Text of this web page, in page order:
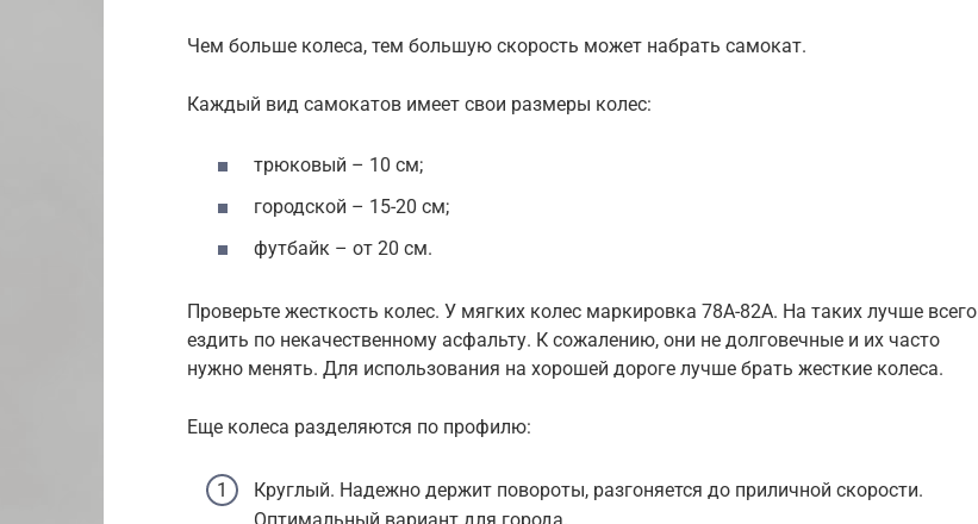
Чем больше колеса, тем большую скорость может набрать самокат.
Каждый вид самокатов имеет свои размеры колес:
трюковый – 10 см;
городской – 15-20 см;
футбайк – от 20 см.
Проверьте жесткость колес. У мягких колес маркировка 78А-82А. На таких лучше всего
ездить по некачественному асфальту. К сожалению, они не долговечные и их часто
нужно менять. Для использования на хорошей дороге лучше брать жесткие колеса.
Еще колеса разделяются по профилю:
Круглый. Надежно держит повороты, разгоняется до приличной скорости.